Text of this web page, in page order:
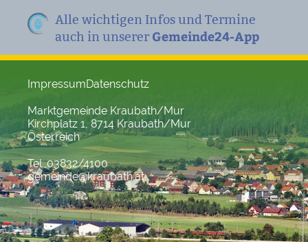
Alle wichtigen Infos und Termine
auch in unserer Gemeinde24-App
ImpressumDatenschutz
Marktgemeinde Kraubath/Mur
Kirchplatz 1, 8714 Kraubath/Mur
Österreich
Tel. 03832/4100
gemeinde@kraubath.at